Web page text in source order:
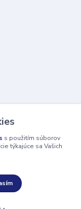
s použitím súborov
týkajúce sa Vašich